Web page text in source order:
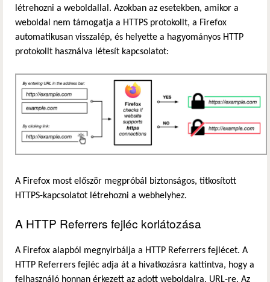
létrehozni a weboldallal. Azokban az esetekben, amikor a
weboldal nem támogatja a HTTPS protokollt, a Firefox
automatikusan visszalép, és helyette a hagyományos HTTP
protokollt használva létesít kapcsolatot:
A Firefox most először megpróbál biztonságos, titkosított
HTTPS-kapcsolatot létrehozni a webhelyhez.
A HTTP Referrers fejléc korlátozása
A Firefox alapból megnyirbálja a HTTP Referrers fejlécet. A
HTTP Referrers fejléc adja át a hivatkozásra kattintva, hogy a
felhasználó honnan érkezett az adott weboldalra, URL-re. Az